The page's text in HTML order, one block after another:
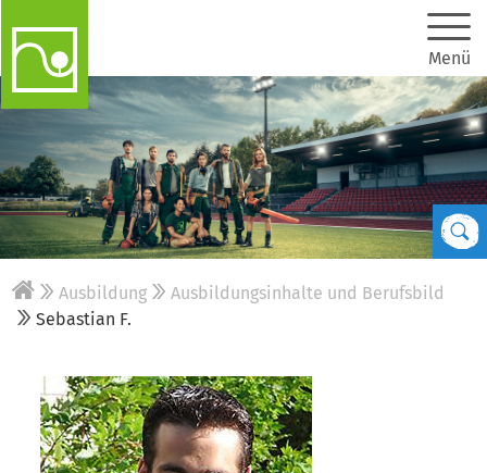
Menü
Ausbildung
Ausbildungsinhalte und Berufsbild
Sebastian F.